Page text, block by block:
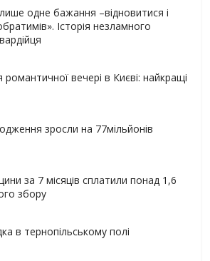
одне бажання –відновитися і
Історія незламного
вечері в Києві: найкращі
зросли на 77мільйонів
за 7 місяців сплатили понад 1,6
збору
в тернопільському полі